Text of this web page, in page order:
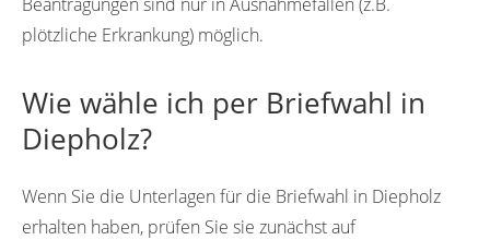
plötzliche Erkrankung) möglich.
Wie wähle ich per Briefwahl in
Diepholz?
Wenn Sie die Unterlagen für die Briefwahl in Diepholz
erhalten haben, prüfen Sie sie zunächst auf